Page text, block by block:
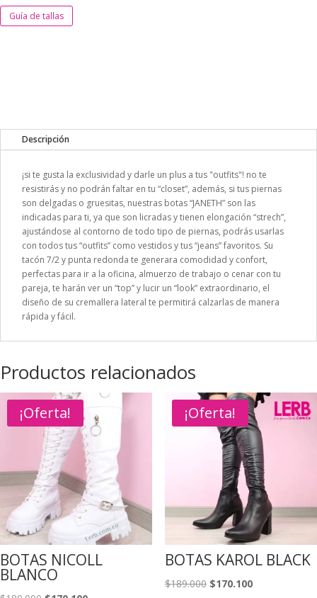
Guía de tallas
Descripción
¡si te gusta la exclusividad y darle un plus a tus "outfits"! no te
resistirás y no podrán faltar en tu “closet”, además, si tus piernas
son delgadas o gruesitas, nuestras botas “JANETH” son las
indicadas para ti, ya que son licradas y tienen elongación “strech”,
ajustándose al contorno de todo tipo de piernas, podrás usarlas
con todos tus “outfits” como vestidos y tus “jeans” favoritos. Su
tacón 7/2 y punta redonda te generara comodidad y confort,
perfectas para ir a la oficina, almuerzo de trabajo o cenar con tu
pareja, te harán ver un “top” y lucir un “look” extraordinario, el
diseño de su cremallera lateral te permitirá calzarlas de manera
rápida y fácil.
Productos relacionados
¡Oferta!
BOTAS NICOLL
BLANCO
¡Oferta!
BOTAS KAROL BLACK
$189.000 El
$170.100El